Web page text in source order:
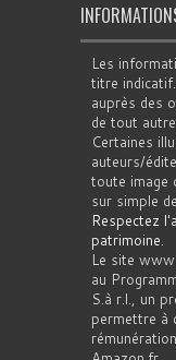
Les
titre
auprès des
de tout
Certaines
auteurs/
toute image
sur simple
Respectez
patrimoine
Le site
au
S.à r.l., un
permettre à